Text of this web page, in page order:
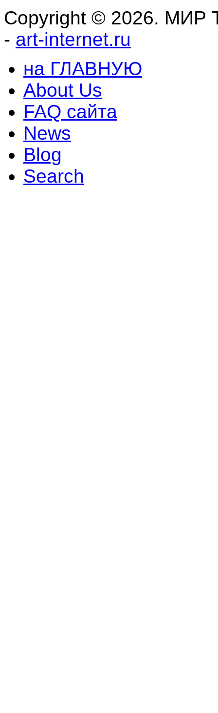
Copyright © 2026. МИР
- art-internet.ru
на ГЛАВНУЮ
About Us
FAQ сайта
News
Blog
Search